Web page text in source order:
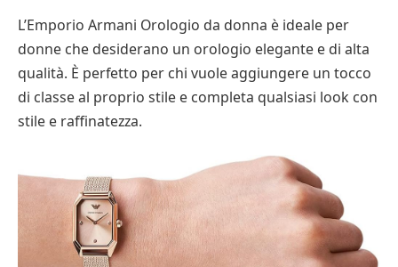
L’Emporio Armani Orologio da donna è ideale per
donne che desiderano un orologio elegante e di alta
qualità. È perfetto per chi vuole aggiungere un tocco
di classe al proprio stile e completa qualsiasi look con
stile e raffinatezza.